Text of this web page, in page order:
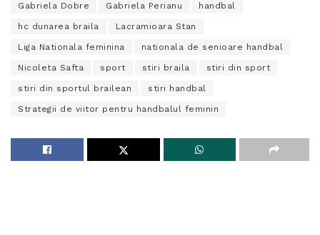
Gabriela Dobre Gabriela Perianu handbal
hc dunarea braila Lacramioara Stan
Liga Nationala feminina nationala de senioare handbal
Nicoleta Safta sport stiri braila stiri din sport
stiri din sportul brailean stiri handbal
Strategii de viitor pentru handbalul feminin